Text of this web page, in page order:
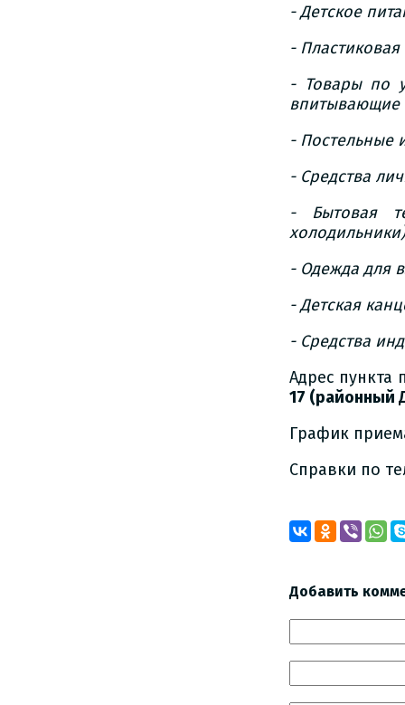
- Детское
-
- Товары по
впитывающие
- Постельные
- Средства
- Бытовая
- Одежда для
- Детская
- Средства
Адрес
17 (районный
График
Справки по
Добавить